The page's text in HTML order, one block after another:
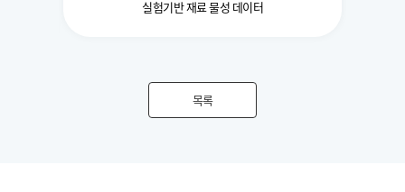
실험기반 재료 물성 데이터
목록